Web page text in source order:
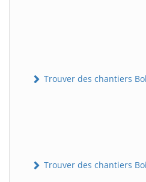
Trouver des chantiers
Trouver des chantiers